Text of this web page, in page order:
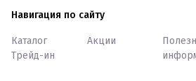
Навигация по сайту
Каталог
Трейд-ин
Акции